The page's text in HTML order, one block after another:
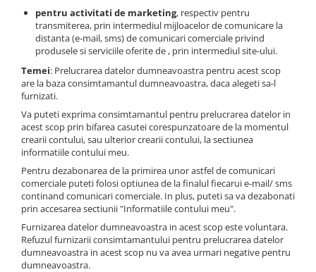
pentru activitati de marketing, respectiv pentru
transmiterea, prin intermediul mijloacelor de comunicare la
distanta (e-mail, sms) de comunicari comerciale privind
produsele si serviciile oferite de , prin intermediul site-ului.
Temei: Prelucrarea datelor dumneavoastra pentru acest scop
are la baza consimtamantul dumneavoastra, daca alegeti sa-l
furnizati.
Va puteti exprima consimtamantul pentru prelucrarea datelor in
acest scop prin bifarea casutei corespunzatoare de la momentul
crearii contului, sau ulterior crearii contului, la sectiunea
informatiile contului meu.
Pentru dezabonarea de la primirea unor astfel de comunicari
comerciale puteti folosi optiunea de la finalul fiecarui e-mail/ sms
continand comunicari comerciale. In plus, puteti sa va dezabonati
prin accesarea sectiunii "Informatiile contului meu".
Furnizarea datelor dumneavoastra in acest scop este voluntara.
Refuzul furnizarii consimtamantului pentru prelucrarea datelor
dumneavoastra in acest scop nu va avea urmari negative pentru
dumneavoastra.